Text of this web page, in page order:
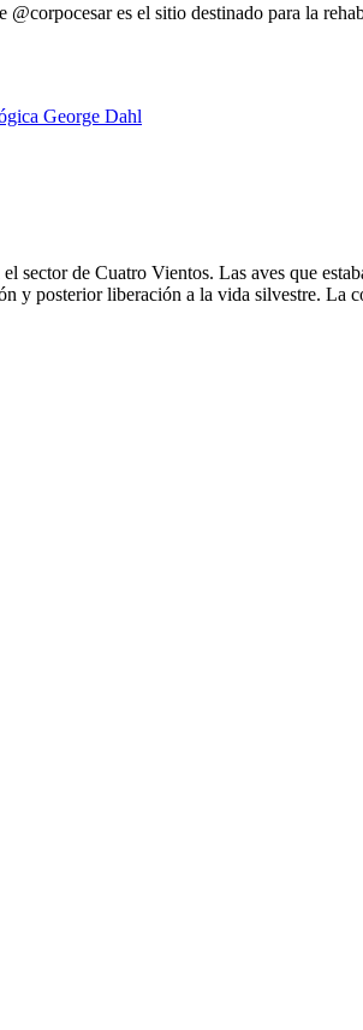
es el sitio destinado para la
sector de Cuatro Vientos. Las aves que
y posterior liberación a la vida silvestre.